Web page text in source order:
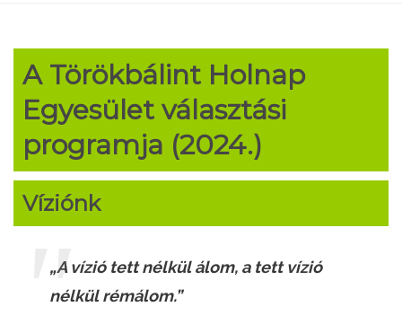
A Törökbálint Holnap
Egyesület választási
programja (2024.)
Víziónk
„A vízió tett nélkül álom, a tett vízió
nélkül rémálom.”